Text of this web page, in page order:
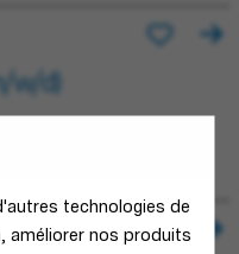
technologies de
améliorer nos produits
d)